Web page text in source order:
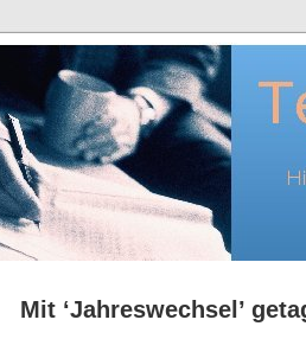
Mit ‘Jahreswechsel’